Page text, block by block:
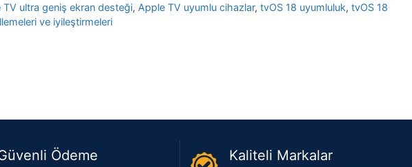
TV ultra geniş ekran desteği, Apple TV uyumlu cihazlar, tvOS 18 uyumluluk, tvOS 18
ve iyileştirmeleri
Ödeme Kaliteli Markalar